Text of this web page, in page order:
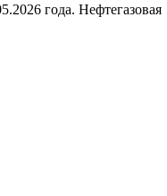
года. Нефтегазовая